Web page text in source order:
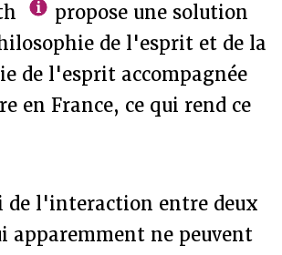
propose une solution
de l'esprit et de la
de l'esprit accompagnée
en France, ce qui rend ce
de l'interaction entre deux
apparemment ne peuvent